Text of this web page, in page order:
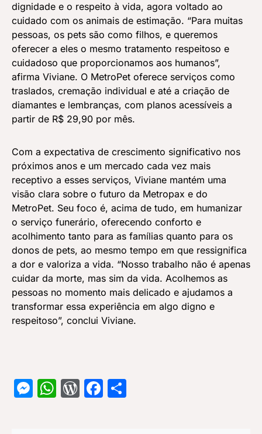
dignidade e o respeito à vida, agora voltado ao
cuidado com os animais de estimação. “Para muitas
pessoas, os pets são como filhos, e queremos
oferecer a eles o mesmo tratamento respeitoso e
cuidadoso que proporcionamos aos humanos”,
afirma Viviane. O MetroPet oferece serviços como
traslados, cremação individual e até a criação de
diamantes e lembranças, com planos acessíveis a
partir de R$ 29,90 por mês.
Com a expectativa de crescimento significativo nos
próximos anos e um mercado cada vez mais
receptivo a esses serviços, Viviane mantém uma
visão clara sobre o futuro da Metropax e do
MetroPet. Seu foco é, acima de tudo, em humanizar
o serviço funerário, oferecendo conforto e
acolhimento tanto para as famílias quanto para os
donos de pets, ao mesmo tempo em que ressignifica
a dor e valoriza a vida. “Nosso trabalho não é apenas
cuidar da morte, mas sim da vida. Acolhemos as
pessoas no momento mais delicado e ajudamos a
transformar essa experiência em algo digno e
respeitoso”, conclui Viviane.
Messenger
WhatsApp
WordPress
Facebook